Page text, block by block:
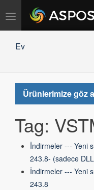
Gezinmeyi
Ev
Ürünlerimize göz
Tag:
İndirmeler --- Yeni
243.8- (sadece
İndirmeler --- Yeni
243.8